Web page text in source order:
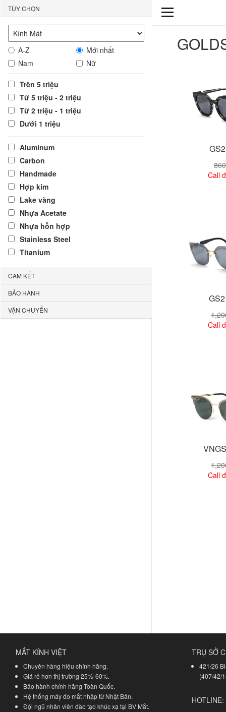
TÙY CHỌN
A-Z
Mới nhất
Nam
Nữ
Trên 5 triệu
Từ 5 triệu - 2 triệu
Từ 2 triệu - 1 triệu
Dưới 1 triệu
Aluminum
Carbon
Handmade
Hợp kim
Lake vàng
Nhựa Acetate
Nhựa hỗn hợp
Stainless Steel
Titanium
CAM KẾT
BẢO HÀNH
VẬN CHUYỂN
Call
Call
Call
MẮT KÍNH VIỆT
Chuyên hàng hiệu chính hãng.
Giá rẻ hơn thị trường 25%-60%.
Bảo hành chính hãng Toàn Quốc.
Hệ thống máy đo mắt nhập từ Nhật Bản.
Đội ngũ nhân viên đào tạo khúc xạ tại BV Mắt.
TRỤ SỞ
421/26
(407/42/
HOTLINE: